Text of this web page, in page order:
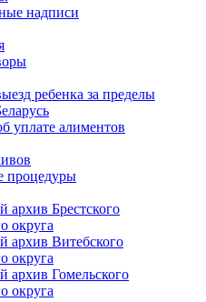
надписи
ребенка за пределы
уплате алиментов
процедуры
архив Брестского
округа
архив Витебского
округа
архив Гомельского
округа